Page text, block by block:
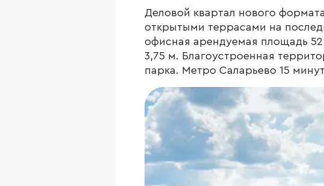
Деловой квартал нового
открытыми террасами на
офисная арендуемая площадь
3,75 м. Благоустроенная
парка. Метро Саларьево 15